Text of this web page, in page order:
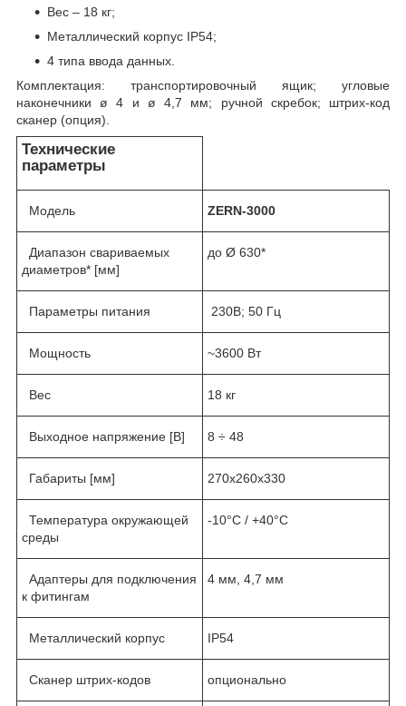
Вес – 18 кг;
Металлический корпус IP54;
4 типа ввода данных.
Комплектация: транспортировочный ящик; угловые
наконечники ø 4 и ø 4,7 мм; ручной скребок; штрих-код
сканер (опция).
Технические
параметры
Модель ZERN-3000
Диапазон свариваемых
диаметров* [мм]
до Ø 630*
Параметры питания 230В; 50 Гц
Мощность ~3600 Вт
Вес 18 кг
Выходное напряжение [В] 8 ÷ 48
Габариты [мм] 270x260x330
Температура окружающей
среды
-10°C / +40°C
Адаптеры для подключения
к фитингам
4 мм, 4,7 мм
Металлический корпус IP54
Сканер штрих-кодов опционально